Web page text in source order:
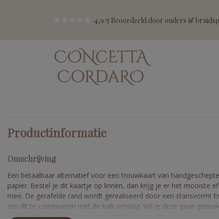
4,9/5 Beoordeeld door ouders &
Productinformatie
Omschrijving
Een betaalbaar alternatief voor een trouwkaart van handgeschepte
papier. Bestel je dit kaartje op linnen, dan krijg je er het mooiste
mee. De gerafelde rand wordt gerealiseerd door een stansvorm!
om dit te combineren met de kalk omslag. Wil je deze gaan
dan bestel je deze kaart in formaat 11x 17 cm. De envelop maat is